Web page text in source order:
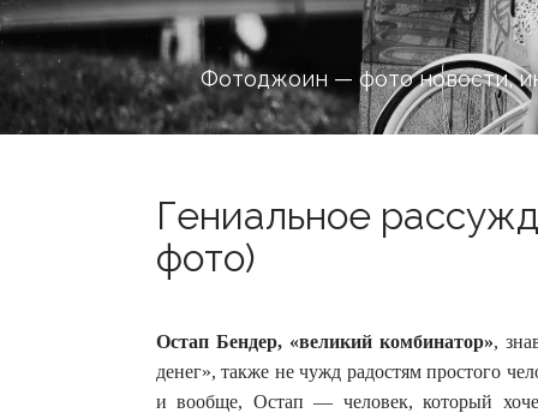
Фотоджоин — фото новости,
Гениальное
фото)
Остап Бендер, «великий комбинатор»,
денег», также не чужд радостям простого
и вообще, Остап — человек, который